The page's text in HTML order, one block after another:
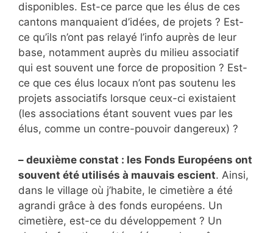
disponibles. Est-ce parce que les élus de ces
cantons manquaient d’idées, de projets ? Est-
ce qu’ils n’ont pas relayé l’info auprès de leur
base, notamment auprès du milieu associatif
qui est souvent une force de proposition ? Est-
ce que ces élus locaux n’ont pas soutenu les
projets associatifs lorsque ceux-ci existaient
(les associations étant souvent vues par les
élus, comme un contre-pouvoir dangereux) ?
– deuxième constat : les Fonds Européens ont
souvent été utilisés à mauvais escient. Ainsi,
dans le village où j’habite, le cimetière a été
agrandi grâce à des fonds européens. Un
cimetière, est-ce du développement ? Un